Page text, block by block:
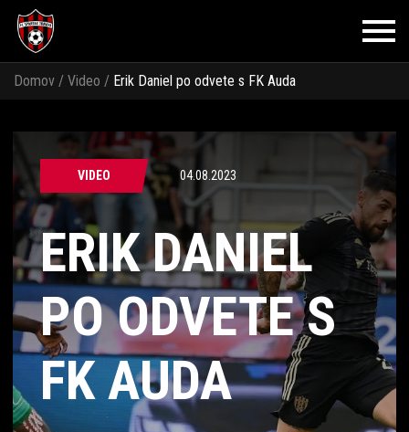
Domov / Video / Erik Daniel po odvete s FK Auda
VIDEO 04.08.2023
ERIK DANIEL
PO ODVETE S
FK AUDA